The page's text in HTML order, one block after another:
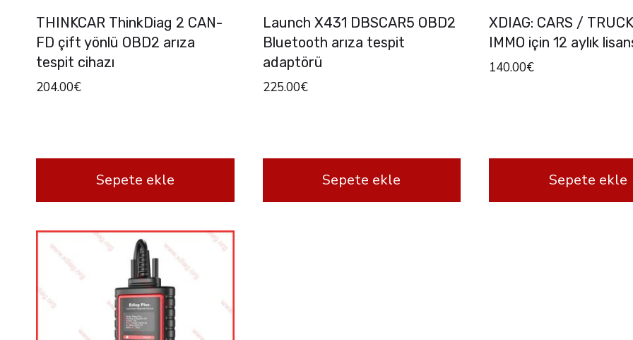
THINKCAR ThinkDiag 2 CAN-
FD çift yönlü OBD2 arıza
tespit cihazı
204.00€
Sepete ekle
Launch X431 DBSCAR5 OBD2
Bluetooth arıza tespit
adaptörü
225.00€
Sepete ekle
XDIAG: CARS /
IMMO için 12 aylık
140.00€
Sepete ekle